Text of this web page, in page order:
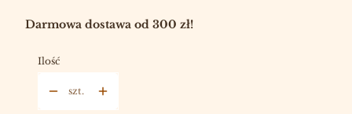
Darmowa dostawa od 300 zł!
Ilość
szt.